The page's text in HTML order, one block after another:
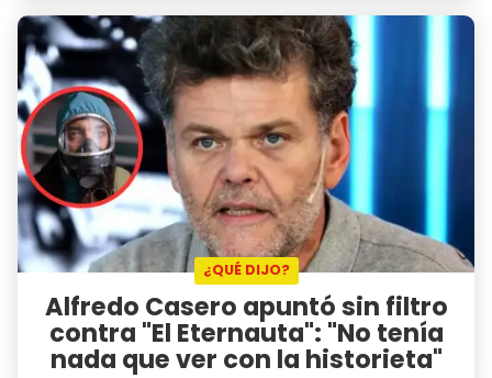
¿QUÉ DIJO?
Alfredo Casero apuntó sin filtro
contra "El Eternauta": "No tenía
nada que ver con la historieta"